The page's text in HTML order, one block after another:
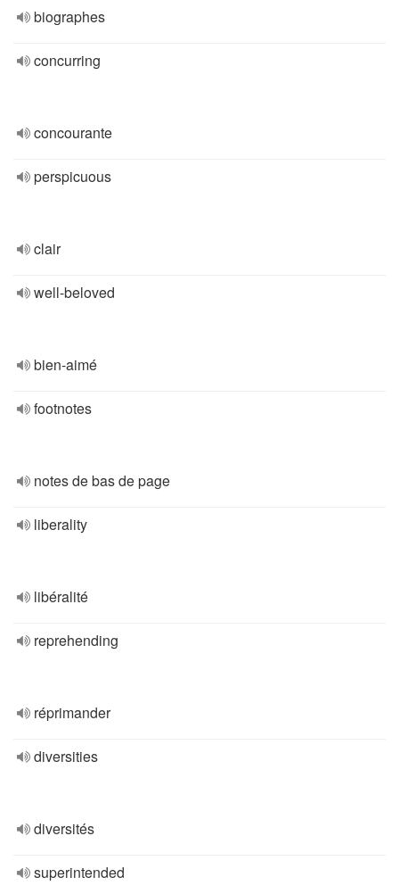
biographes
concurring
concourante
perspicuous
clair
well-beloved
bien-aimé
footnotes
notes de bas de page
liberality
libéralité
reprehending
réprimander
diversities
diversités
superintended